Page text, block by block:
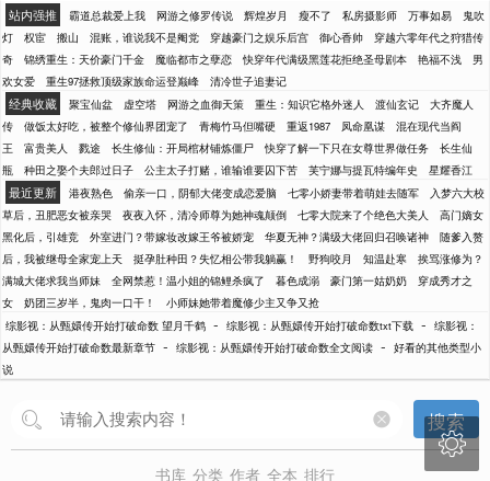
站内强推 霸道总裁爱上我 网游之修罗传说 辉煌岁月 瘦不了 私房摄影师 万事如易
鬼吹
灯
权宦 搬山 混账，谁说我不是阉党 穿越豪门之娱乐后宫 御心香帅
穿越六零年代之狩猎传
奇
锦绣重生：天价豪门千金 魔临都市之孽恋 快穿年代满级黑莲花拒绝圣母剧本 艳福不浅
男
欢女爱
重生97拯救顶级家族命运登巅峰 清冷世子追妻记
经典收藏 聚宝仙盆 虚空塔 网游之血御天策 重生：知识它格外迷人 渡仙玄记
大齐魔人
传
做饭太好吃，被整个修仙界团宠了 青梅竹马但嘴硬 重返1987 凤命凰谋
混在现代当阎
王
富贵美人 戮途 长生修仙：开局棺材铺炼僵尸 快穿了解一下只在女尊世界做任务
长生仙
瓶
种田之娶个夫郎过日子 公主太子打赌，谁输谁要囚下苦 芙宁娜与提瓦特编年史 星耀香江
最近更新 港夜熟色 偷亲一口，阴郁大佬变成恋爱脑 七零小娇妻带着萌娃去随军
入梦六大校
草后，丑肥恶女被亲哭
夜夜入怀，清冷师尊为她神魂颠倒 七零大院来了个绝色大美人
高门嫡女
黑化后，引雄竞
外室进门？带嫁妆改嫁王爷被娇宠 华夏无神？满级大佬回归召唤诸神
随爹入赘
后，我被继母全家宠上天
挺孕肚种田？失忆相公带我躺赢！ 野狗咬月 知温赴寒
挨骂涨修为？
满城大佬求我当师妹
全网禁惹！温小姐的锦鲤杀疯了 暮色成溺 豪门第一姑奶奶
穿成秀才之
女
奶团三岁半，鬼肉一口干！
小师妹她带着魔修少主又争又抢
综影视：从甄嬛传开始打破命数 望月千鹤 - 综影视：从甄嬛传开始打破命数txt下载 - 综影视：
从甄嬛传开始打破命数最新章节 - 综影视：从甄嬛传开始打破命数全文阅读 - 好看的其他类型小
说
搜索
书库 分类 作者 全本 排行
